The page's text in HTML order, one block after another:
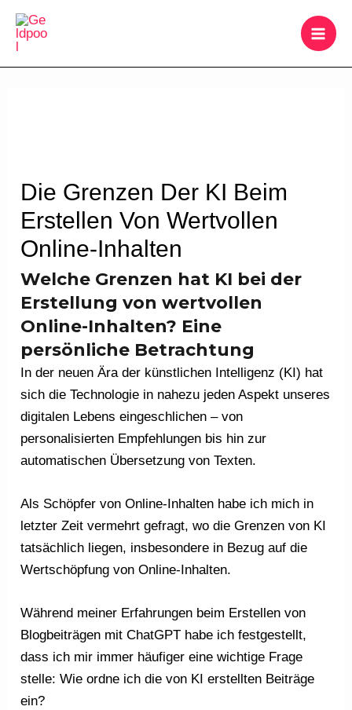
Zum
Inhalt
springen
Die Grenzen Der KI Beim
Erstellen Von Wertvollen
Online-Inhalten
Welche Grenzen hat KI bei der
Erstellung von wertvollen
Online-Inhalten? Eine
persönliche Betrachtung
In der neuen Ära der künstlichen Intelligenz (KI) hat
sich die Technologie in nahezu jeden Aspekt unseres
digitalen Lebens eingeschlichen – von
personalisierten Empfehlungen bis hin zur
automatischen Übersetzung von Texten.
Als Schöpfer von Online-Inhalten habe ich mich in
letzter Zeit vermehrt gefragt, wo die Grenzen von KI
tatsächlich liegen, insbesondere in Bezug auf die
Wertschöpfung von Online-Inhalten.
Während meiner Erfahrungen beim Erstellen von
Blogbeiträgen mit ChatGPT habe ich festgestellt,
dass ich mir immer häufiger eine wichtige Frage
stelle: Wie ordne ich die von KI erstellten Beiträge
ein?